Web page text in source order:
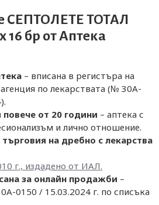
СЕПТОЛЕТЕ ТОТАЛ
16 бр отАптека
– вписана в регистъра на
по лекарствата (№ 30A-
от 20 години – аптека с
и лично отношение.
на дребно с лекарства
г., издадено от ИАЛ.
за онлайн продажби –
0150 / 15.03.2024 г. по списъка